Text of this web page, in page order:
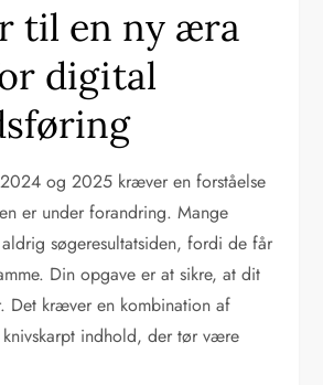
til en ny æra
digital
og 2025 kræver en forståelse
er under forandring. Mange
søgeresultatsiden, fordi de får
Din opgave er at sikre, at dit
Det kræver en kombination af
indhold, der tør være